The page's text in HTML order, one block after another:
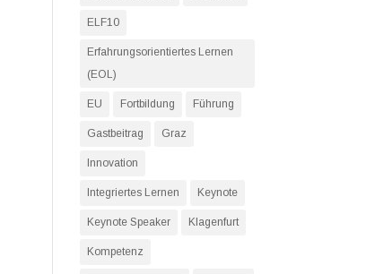
ELF10
Erfahrungsorientiertes Lernen
(EOL)
EU Fortbildung Führung
Gastbeitrag Graz
Innovation
Integriertes Lernen Keynote
Keynote Speaker Klagenfurt
Kompetenz